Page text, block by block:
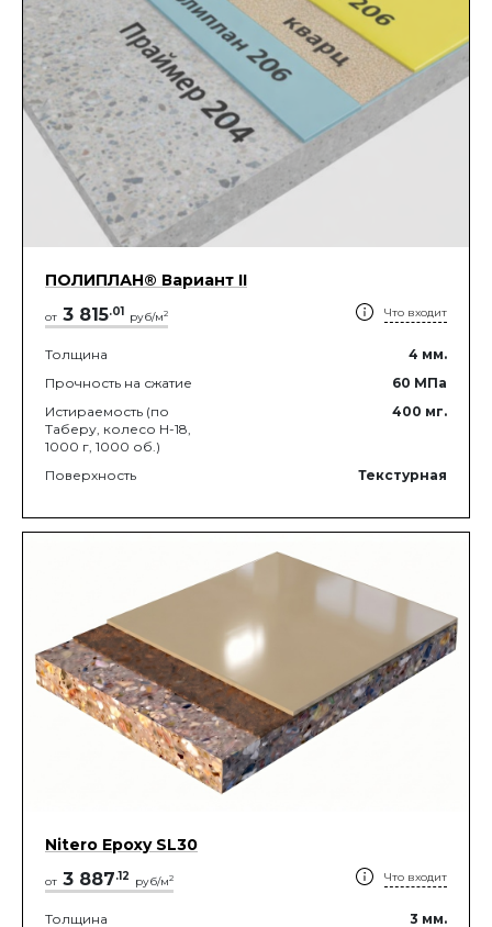
ПОЛИПЛАН® Вариант II
от 3 815.01 руб/м2 Что входит
Толщина 4 мм.
Прочность на сжатие
60 МПа
Истираемость (по
Таберу, колесо Н-18,
1000 г, 1000 об.)
400 мг.
Поверхность Текстурная
Nitero Epoxy SL30
от 3 887.12 руб/м2 Что входит
Толщина 3 мм.